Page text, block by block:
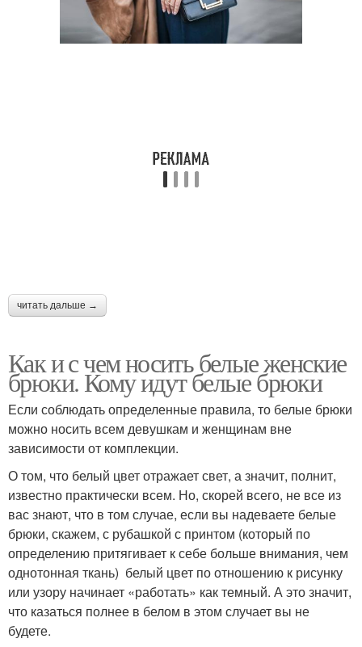
читать дальше →
Как и с чем носить белые женские
брюки. Кому идут белые брюки
Если соблюдать определенные правила, то белые брюки
можно носить всем девушкам и женщинам вне
зависимости от комплекции.
О том, что белый цвет отражает свет, а значит, полнит,
известно практически всем. Но, скорей всего, не все из
вас знают, что в том случае, если вы надеваете белые
брюки, скажем, с рубашкой с принтом (который по
определению притягивает к себе больше внимания, чем
однотонная ткань) белый цвет по отношению к рисунку
или узору начинает «работать» как темный. А это значит,
что казаться полнее в белом в этом случает вы не
будете.